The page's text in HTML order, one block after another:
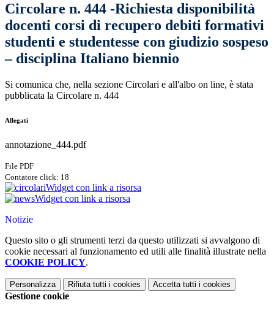
Circolare n. 444 -Richiesta disponibilità
docenti corsi di recupero debiti formativi
studenti e studentesse con giudizio sospeso
– disciplina Italiano biennio
Si comunica che, nella sezione Circolari e all'albo on line, è stata
pubblicata la Circolare n. 444
Allegati
annotazione_444.pdf
File PDF
Contatore click: 18
Widget con link a risorsa
Widget con link a risorsa
Notizie
Questo sito o gli strumenti terzi da questo utilizzati si avvalgono di
cookie necessari al funzionamento ed utili alle finalità illustrate nella
COOKIE POLICY.
Personalizza Rifiuta tutti i cookies Accetta tutti i cookies
Gestione cookie